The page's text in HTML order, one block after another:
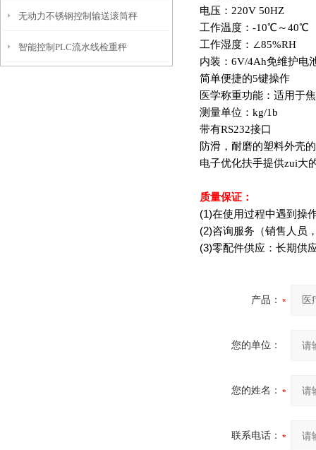
称
无动力不锈钢控制输送滚筒秤
智能控制PLC流水线检重秤
电压：220V 50HZ
工作温度：-10℃～40℃
工作湿度：∠85%RH
内装：6V/4Ah免维护电
简单便捷的5键操作
医学称重功能：适用于
测量单位：kg/1b
带有RS232接口
防滑，耐磨的塑料外壳
电子优化扶手提供zui大
质量保证：
(1)在使用过程中遇到操
(2)咨询服务（销售人员
(3)零配件供应：长期供
产品：
您的单位：
您的姓名：
联系电话：